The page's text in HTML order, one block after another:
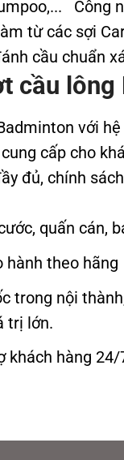
Công
từ các sợi
cầu chuẩn
cầu
với
cấp cho
đủ, chính
quấn cán,
hành theo hãng
trong nội
trị lớn.
khách hàng 24/